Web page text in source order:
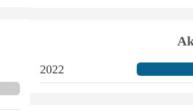
2022